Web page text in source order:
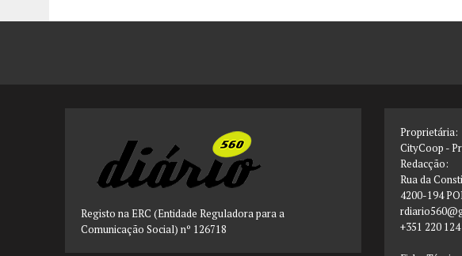
Registo na ERC (Entidade Reguladora para a
Comunicação Social) nº 126718
Proprietária:
CityCoop -
Redacção:
Rua da
4200-194
+351 220